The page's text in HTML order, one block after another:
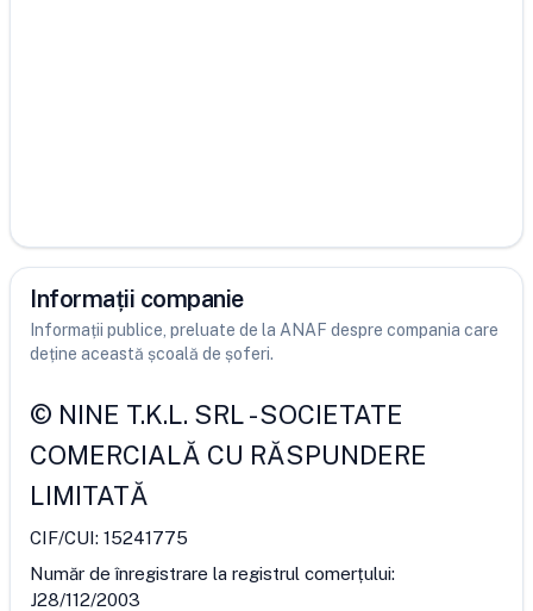
Informații companie
Informații publice, preluate de la ANAF despre compania care
deține această școală de șoferi.
© NINE T.K.L. SRL-SOCIETATE
COMERCIALĂ CU RĂSPUNDERE
LIMITATĂ
CIF/CUI: 15241775
Număr de înregistrare la registrul comerțului:
J28/112/2003